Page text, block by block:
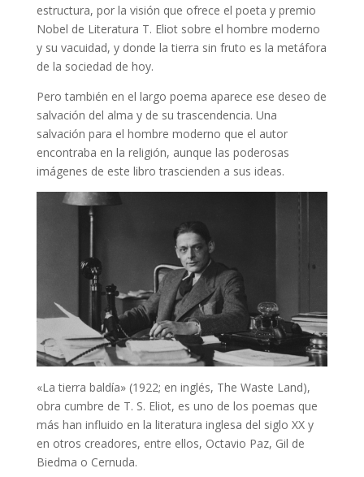
estructura, por la visión que ofrece el poeta y premio
Nobel de Literatura T. Eliot sobre el hombre moderno
y su vacuidad, y donde la tierra sin fruto es la metáfora
de la sociedad de hoy.
Pero también en el largo poema aparece ese deseo de
salvación del alma y de su trascendencia. Una
salvación para el hombre moderno que el autor
encontraba en la religión, aunque las poderosas
imágenes de este libro trascienden a sus ideas.
«La tierra baldía» (1922; en inglés, The Waste Land),
obra cumbre de T. S. Eliot, es uno de los poemas que
más han influido en la literatura inglesa del siglo XX y
en otros creadores, entre ellos, Octavio Paz, Gil de
Biedma o Cernuda.